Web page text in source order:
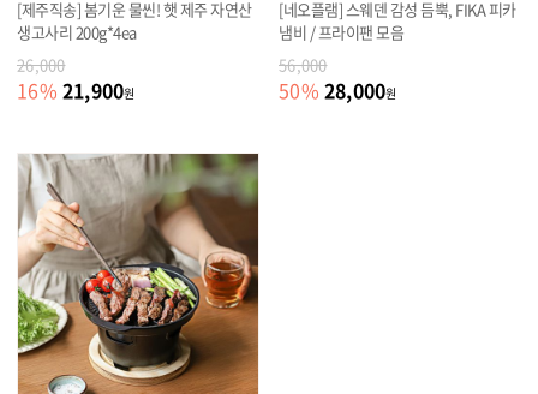
[제주직송] 봄기운 물씬! 햇 제주 자연산
생고사리 200g*4ea
26,000
16% 21,900원
[네오플램] 스웨덴 감성 듬뿍, FIKA 피카
냄비 / 프라이팬 모음
56,000
50% 28,000원